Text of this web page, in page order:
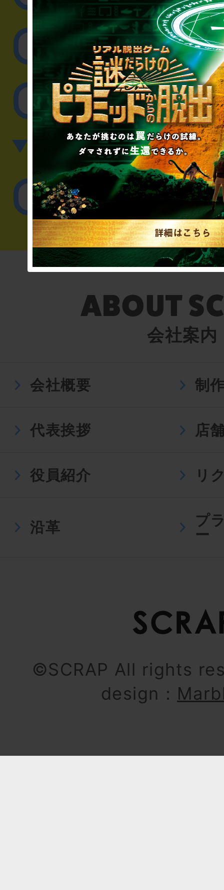
取材に関するお
その他のご相談／
▼英語、中国語でのお問
English／
会社案内
会社概要 制
代表挨拶 店
役員紹介 リ
沿革
プ
ー
©SCRAP All rights
design：